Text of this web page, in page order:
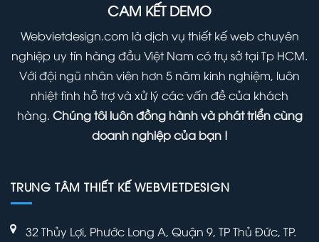
CAM KẾT DEMO
Webvietdesign.com là dịch vụ thiết kế web chuyên
nghiệp uy tín hàng đầu Việt Nam có trụ sở tại Tp HCM.
Với đội ngũ nhân viên hơn 5 năm kinh nghiệm, luôn
nhiệt tình hỗ trợ và xử lý các vấn đề của khách
hàng. Chúng tôi luôn đồng hành và phát triển cùng
doanh nghiệp của bạn !
TRUNG TÂM THIẾT KẾ WEBVIETDESIGN
32 Thủy Lợi, Phước Long A, Quận 9, TP Thủ Đức, TP.